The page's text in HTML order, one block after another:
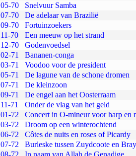
05-70
Snelvuur Samba
07-70
De adelaar van Brazilië
09-70
Fortuinzoekers
11-70
Een meeuw op het strand
12-70
Godenvoedsel
02-71
Bananen-conga
03-71
Voodoo voor de president
05-71
De lagune van de schone dromen
07-71
De kleinzoon
09-71
De engel aan het Oosterraam
11-71
Onder de vlag van het geld
01-72
Concert in O-mineur voor harp en
03-72
Droom op een winterochtend
06-72
Côtes de nuits en roses of Picardy
07-72
Burleske tussen Zuydcoote en
08-72
In naam van Allah de Genadige